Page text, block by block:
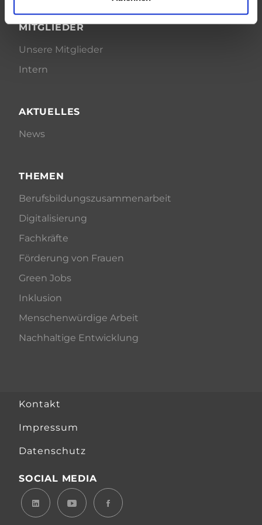
MITGLIEDER
Unsere Mitglieder
Intern
AKTUELLES
News
THEMEN
Berufsbildungszusammenarbeit
Digitalisierung
Fachkräfte
Förderung von Frauen
Green Jobs
Inklusion
Menschenwürdige Arbeit
Nachhaltige Entwicklung
Kontakt
Impressum
Datenschutz
SOCIAL MEDIA